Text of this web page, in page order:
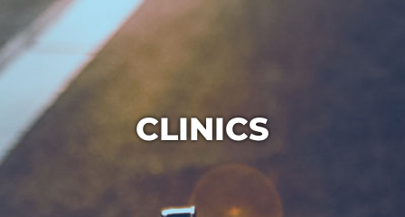
CLINICS